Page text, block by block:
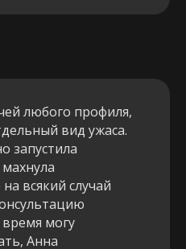
любого профиля,
вид ужаса.
запустила
всякий случай
могу
Анна